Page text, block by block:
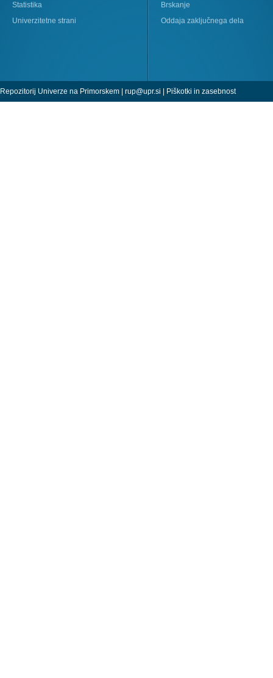
Statistika
Univerzitetne strani
Brskanje
Oddaja zaključnega dela
Repozitorij Univerze na Primorskem | rup@upr.si | Piškotki in zasebnost